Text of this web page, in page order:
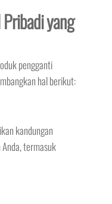
yang
pengganti
hal berikut:
kandungan
termasuk